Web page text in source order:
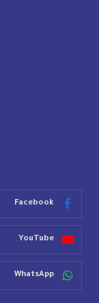
Facebook
YouTube
WhatsApp